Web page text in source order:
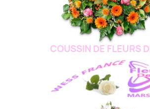
COUSSIN DE FLEURS